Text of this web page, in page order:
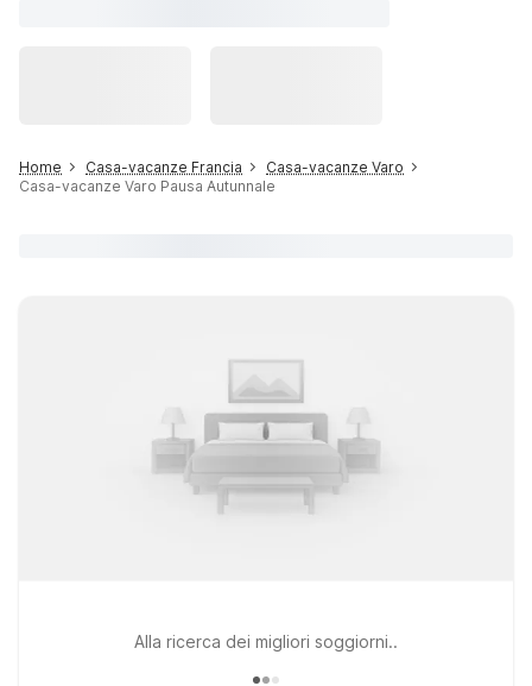
Home Casa-vacanze Francia
Casa-vacanze Varo
Casa-vacanze Varo Pausa Autunnale
Alla ricerca dei migliori soggiorni..